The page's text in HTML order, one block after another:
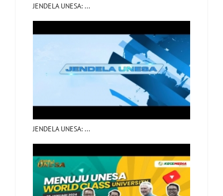
JENDELA UNESA: ...
JENDELA UNESA: ...